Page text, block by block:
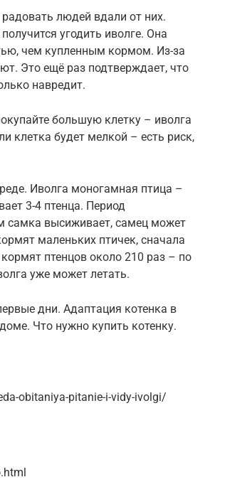
людей вдали от них.
угодить иволге. Она
чем купленным кормом. Из-за
Это ещё раз подтверждает, что
навредит.
большую клетку – иволга
клетка будет мелкой – есть риск,
Иволга моногамная птица –
3-4 птенца. Период
самка высиживает, самец может
маленьких птичек, сначала
птенцов около 210 раз – по
уже может летать.
дни. Адаптация котенка в
Что нужно купить котенку.
obitaniya-pitanie-i-vidy-ivolgi/